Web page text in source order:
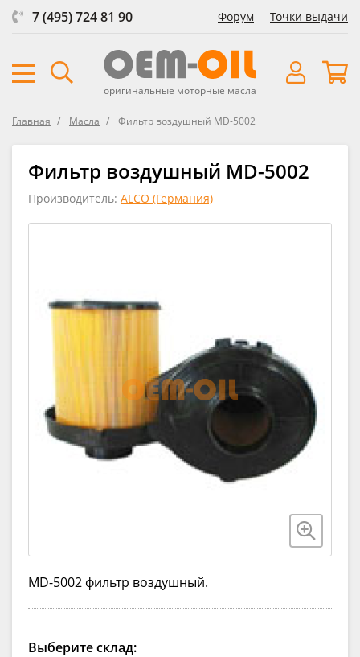
7 (495) 724 81 90 Форум Точки выдачи
оригинальные моторные масла
Главная Масла Фильтр воздушный MD-5002
Фильтр воздушный MD-5002
Производитель: ALCO (Германия)
MD-5002 фильтр воздушный.
Выберите склад: